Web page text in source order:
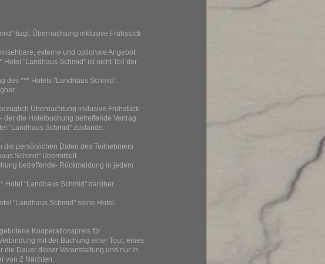
bzgl. Übernachtung inklusive Frühstück
externe und optionale Angebot
"Landhaus Schmid" ist nicht Teil der
des *** Hotels "Landhaus Schmid".
Übernachtung inklusive Frühstück
der die Hotelbuchung betreffende Vertrag
"Landhaus Schmid" zustande.
die persönlichen Daten des Teilnehmers
Schmid“ übermittelt.
betreffende- Rückmeldung in jedem
Hotel "Landhaus Schmid" darüber
"Landhaus Schmid" seine Hotel-
Kooperationspreis für
mit der Buchung einer Tour, eines
die Dauer dieser Veranstaltung und nur in
von 2 Nächten.